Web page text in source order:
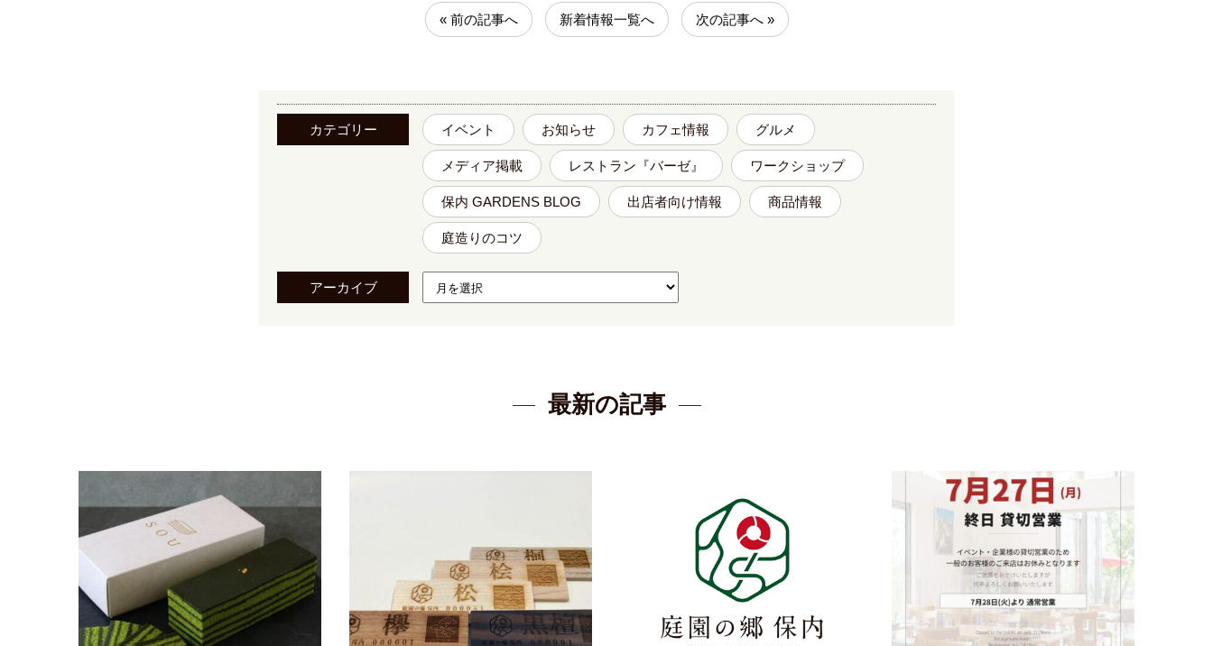
« 前の記事へ 新着情報一覧へ 次の記事へ »
カテゴリー イベント お知らせ カフェ情報 グルメ
メディア掲載 レストラン『バーゼ』 ワークショップ
保内 GARDENS BLOG 出店者向け情報 商品情報
庭造りのコツ
アーカイブ
最新の記事